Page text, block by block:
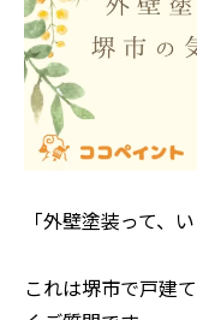
「外壁塗装って、
これは堺市で戸建